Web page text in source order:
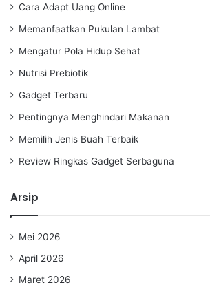
Cara Adapt Uang Online
Memanfaatkan Pukulan Lambat
Mengatur Pola Hidup Sehat
Nutrisi Prebiotik
Gadget Terbaru
Pentingnya Menghindari Makanan
Memilih Jenis Buah Terbaik
Review Ringkas Gadget Serbaguna
Arsip
Mei 2026
April 2026
Maret 2026